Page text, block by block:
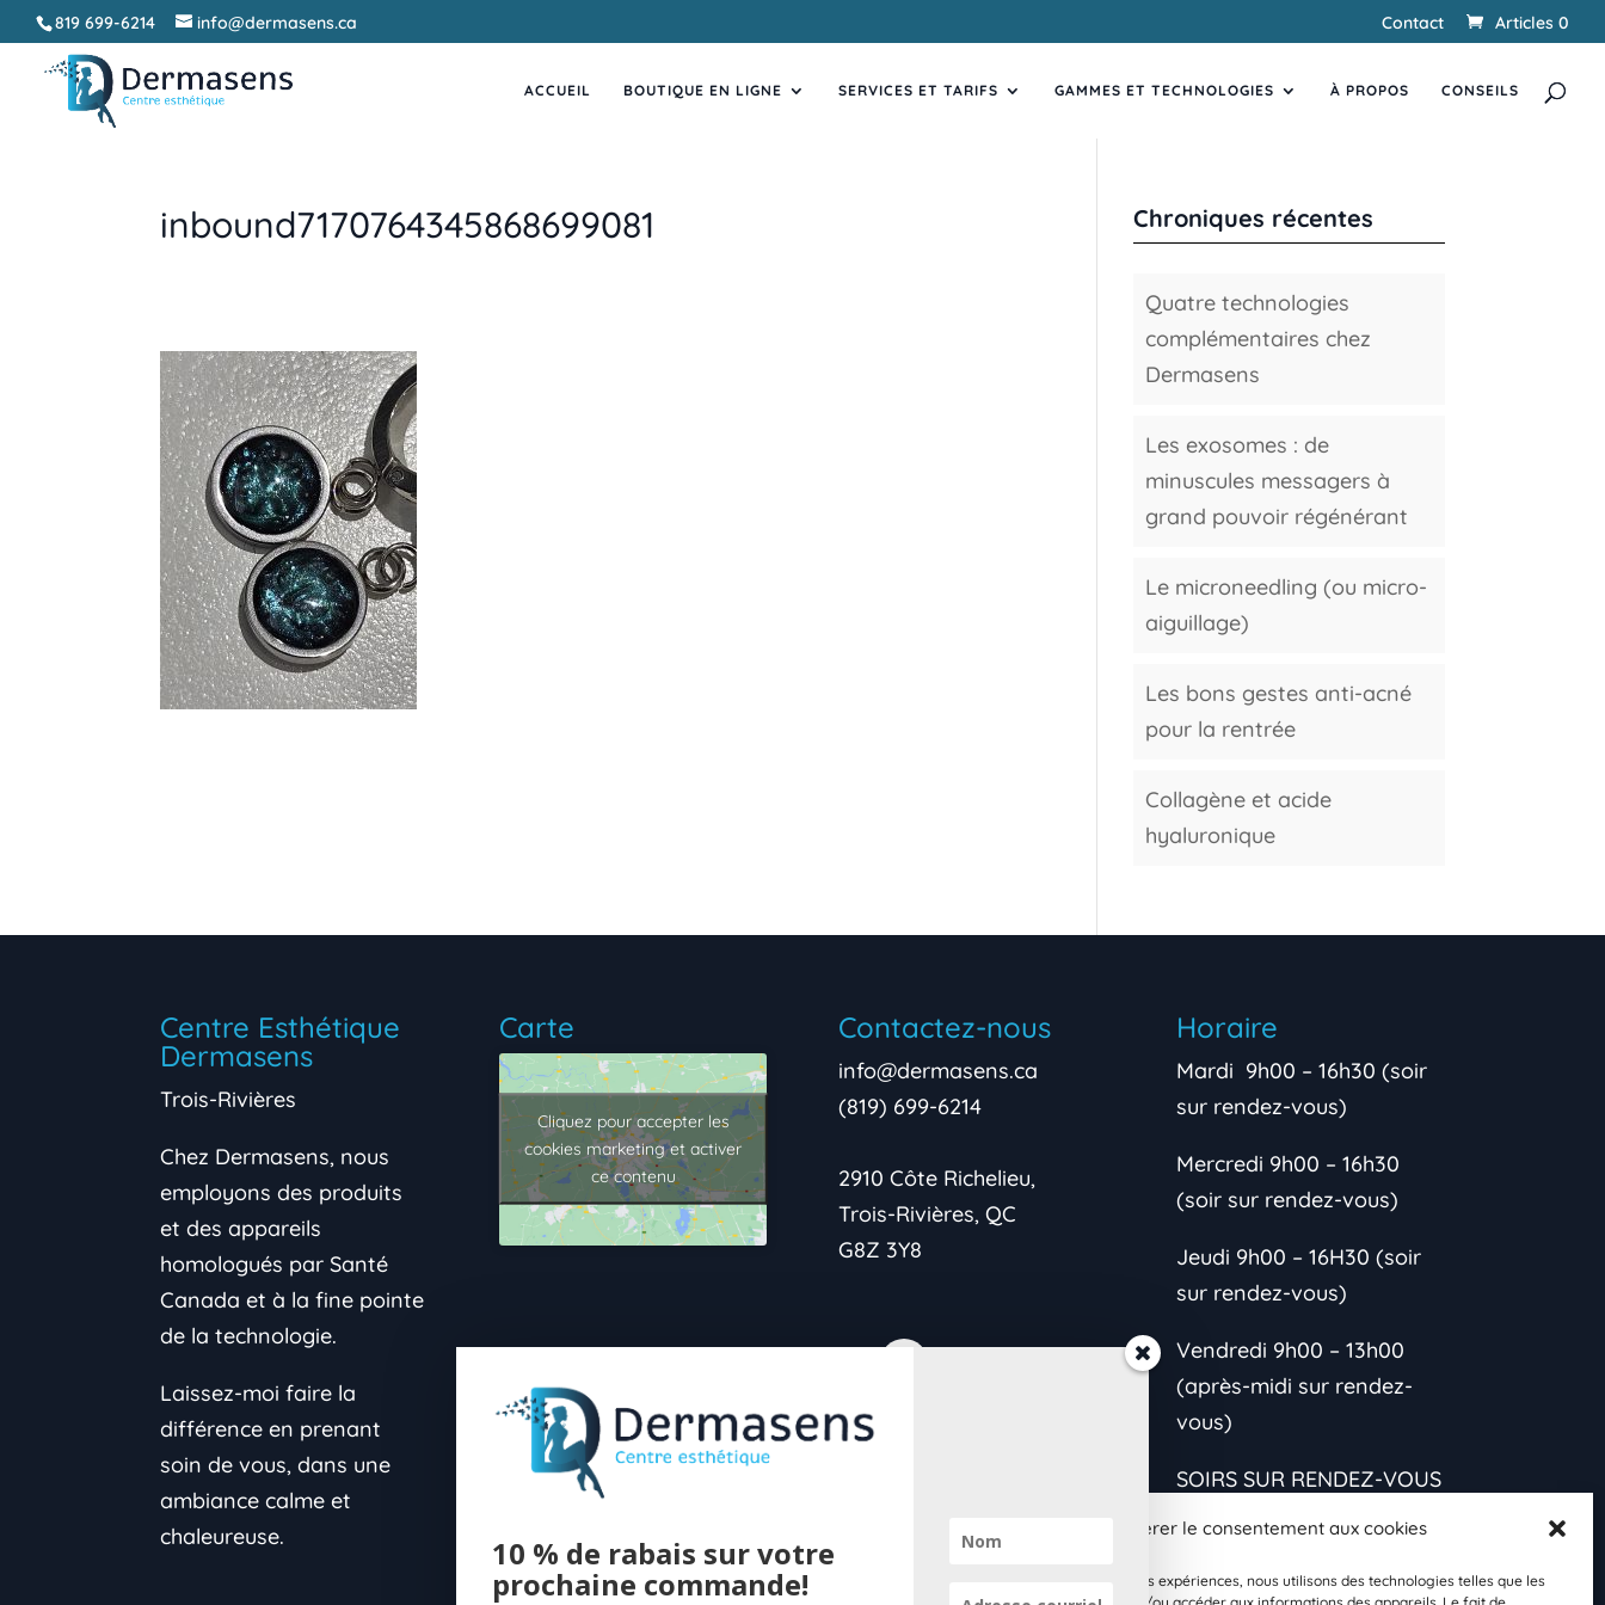
Gérer le consentement aux cookies
Pour offrir les meilleures expériences, nous utilisons des technologies telles que les
819 699-6214 info@dermasens.ca Contact Articles 0
ACCUEIL BOUTIQUE EN LIGNE SERVICES ET TARIFS GAMMES ET TECHNOLOGIES À PROPOS CONSEILS
Recherche
produits
inbound7170764345868699081 Chroniques récentes
Quatre technologies
complémentaires chez
Dermasens
Les exosomes : de
minuscules messagers à
grand pouvoir régénérant
Le microneedling (ou micro-
aiguillage)
Les bons gestes anti-acné
pour la rentrée
Collagène et acide
hyaluronique
Centre Esthétique
Dermasens
Trois-Rivières
Chez Dermasens, nous
employons des produits
et des appareils
homologués par Santé
Canada et à la fine pointe
de la technologie.
Laissez-moi faire la
différence en prenant
soin de vous, dans une
ambiance calme et
chaleureuse.
Carte
Cliquez pour accepter les
cookies marketing et activer
ce contenu
Contactez-nous
info@dermasens.ca
(819) 699-6214
2910 Côte Richelieu,
Trois-Rivières, QC
G8Z 3Y8
→Conditions de retours et
Horaire
Mardi 9h00 – 16h30 (soir
sur rendez-vous)
Mercredi 9h00 – 16h30
(soir sur rendez-vous)
Jeudi 9h00 – 16H30 (soir
sur rendez-vous)
Vendredi 9h00 – 13h00
(après-midi sur rendez-
vous)
SOIRS SUR RENDEZ-VOUS
*L’horaire est variable
10 % de rabais sur votre
prochaine commande!